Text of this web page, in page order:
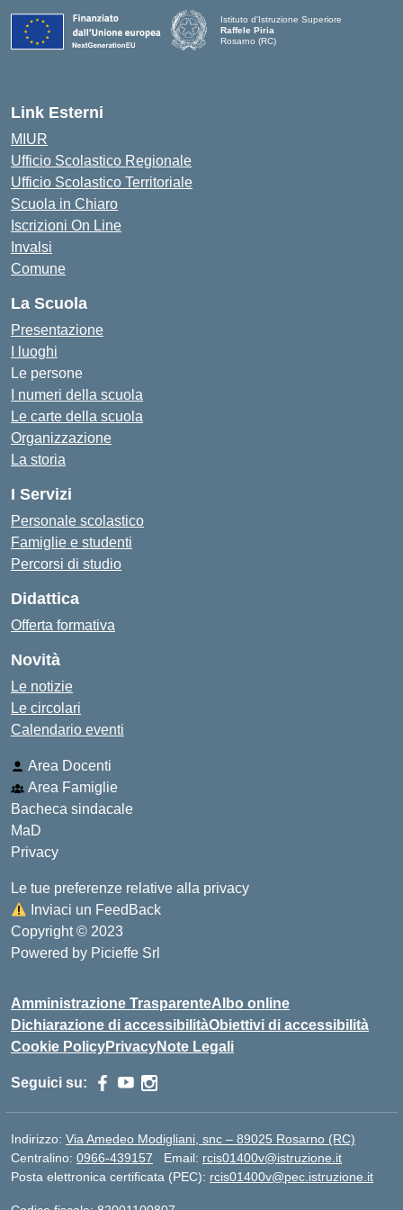
Istituto d'Istruzione Superiore
Raffele Piria
Rosarno (RC)
Link Esterni
MIUR
Ufficio Scolastico Regionale
Ufficio Scolastico Territoriale
Scuola in Chiaro
Iscrizioni On Line
Invalsi
Comune
La Scuola
Presentazione
I luoghi
Le persone
I numeri della scuola
Le carte della scuola
Organizzazione
La storia
I Servizi
Personale scolastico
Famiglie e studenti
Percorsi di studio
Didattica
Offerta formativa
Novità
Le notizie
Le circolari
Calendario eventi
Area Docenti
Area Famiglie
Bacheca sindacale
MaD
Privacy
Le tue preferenze relative alla privacy
Inviaci un FeedBack
Copyright © 2023
Powered by Picieffe Srl
Amministrazione TrasparenteAlbo online
Dichiarazione di accessibilitàObiettivi di accessibilità
Cookie PolicyPrivacyNote Legali
Seguici su:
Indirizzo: Via Amedeo Modigliani, snc – 89025 Rosarno (RC)
Centralino: 0966-439157 Email: rcis01400v@istruzione.it
Posta elettronica certificata (PEC): rcis01400v@pec.istruzione.it